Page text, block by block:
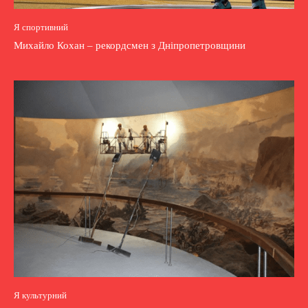
Я спортивний
Михайло Кохан – рекордсмен з Дніпропетровщини
Я культурний